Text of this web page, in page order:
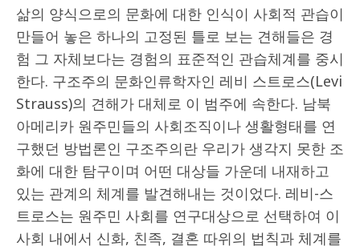
삶의 양식으로의 문화에 대한 인식이 사회적 관습이
만들어 놓은 하나의 고정된 틀로 보는 견해들은 경
험 그 자체보다는 경험의 표준적인 관습체계를 중시
한다. 구조주의 문화인류학자인 레비 스트로스(Levi
Strauss)의 견해가 대체로 이 범주에 속한다. 남북
아메리카 원주민들의 사회조직이나 생활형태를 연
구했던 방법론인 구조주의란 우리가 생각지 못한 조
화에 대한 탐구이며 어떤 대상들 가운데 내재하고
있는 관계의 체계를 발견해내는 것이었다. 레비-스
트로스는 원주민 사회를 연구대상으로 선택하여 이
사회 내에서 신화, 친족, 결혼 따위의 법칙과 체계를